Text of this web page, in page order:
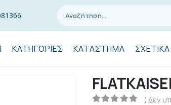
ΚΑΤΗΓΟΡΊΕΣ ΚΑΤΆΣΤΗΜΑ
( Δεν